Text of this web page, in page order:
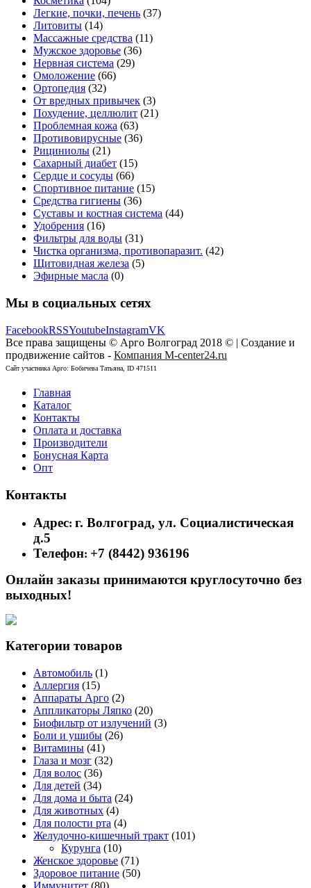
Легкие, почки, печень (37)
Литовиты (14)
Массажные средства (11)
Мужское здоровье (36)
Нервная система (29)
Омоложение (66)
Ортопедия (32)
От вредных привычек (3)
Похудение, целлюлит (21)
Проблемная кожа (63)
Противовирусные (36)
Рициниолы (21)
Сахарный диабет (15)
Сердце и сосуды (66)
Спортивное питание (15)
Средства гигиены (36)
Суставы и костная система (44)
Удобрения (16)
Фильтры для воды (31)
Чистка организма, противопаразит. (42)
Щитовидная железа (5)
Эфирные масла (0)
Мы в социальных сетях
FacebookRSSYoutubeInstagramVK
Все права защищены © Арго Волгоград 2018 © | Создание и
продвижение сайтов - Компания M-center24.ru
Сайт участника Арго: Бобичева Татьяна, ID 471511
Главная
Каталог
Контакты
Оплата и доставка
Производители
Бонусная Карта
Опт
Контакты
Адрес: г. Волгоград, ул. Социалистическая
д.5
Телефон: +7 (8442) 936196
Онлайн заказы принимаются круглосуточно без
выходных!
Категории товаров
Автомобиль (1)
Аллергия (15)
Аппараты Арго (2)
Аппликаторы Ляпко (20)
Биофильтр от излучений (3)
Боли и ушибы (26)
Витамины (41)
Глаза и мозг (32)
Для волос (36)
Для детей (34)
Для дома и быта (24)
Для животных (4)
Для полости рта (4)
Желудочно-кишечный тракт (101)
Курунга (10)
Женское здоровье (71)
Здоровое питание (50)
Иммунитет (80)